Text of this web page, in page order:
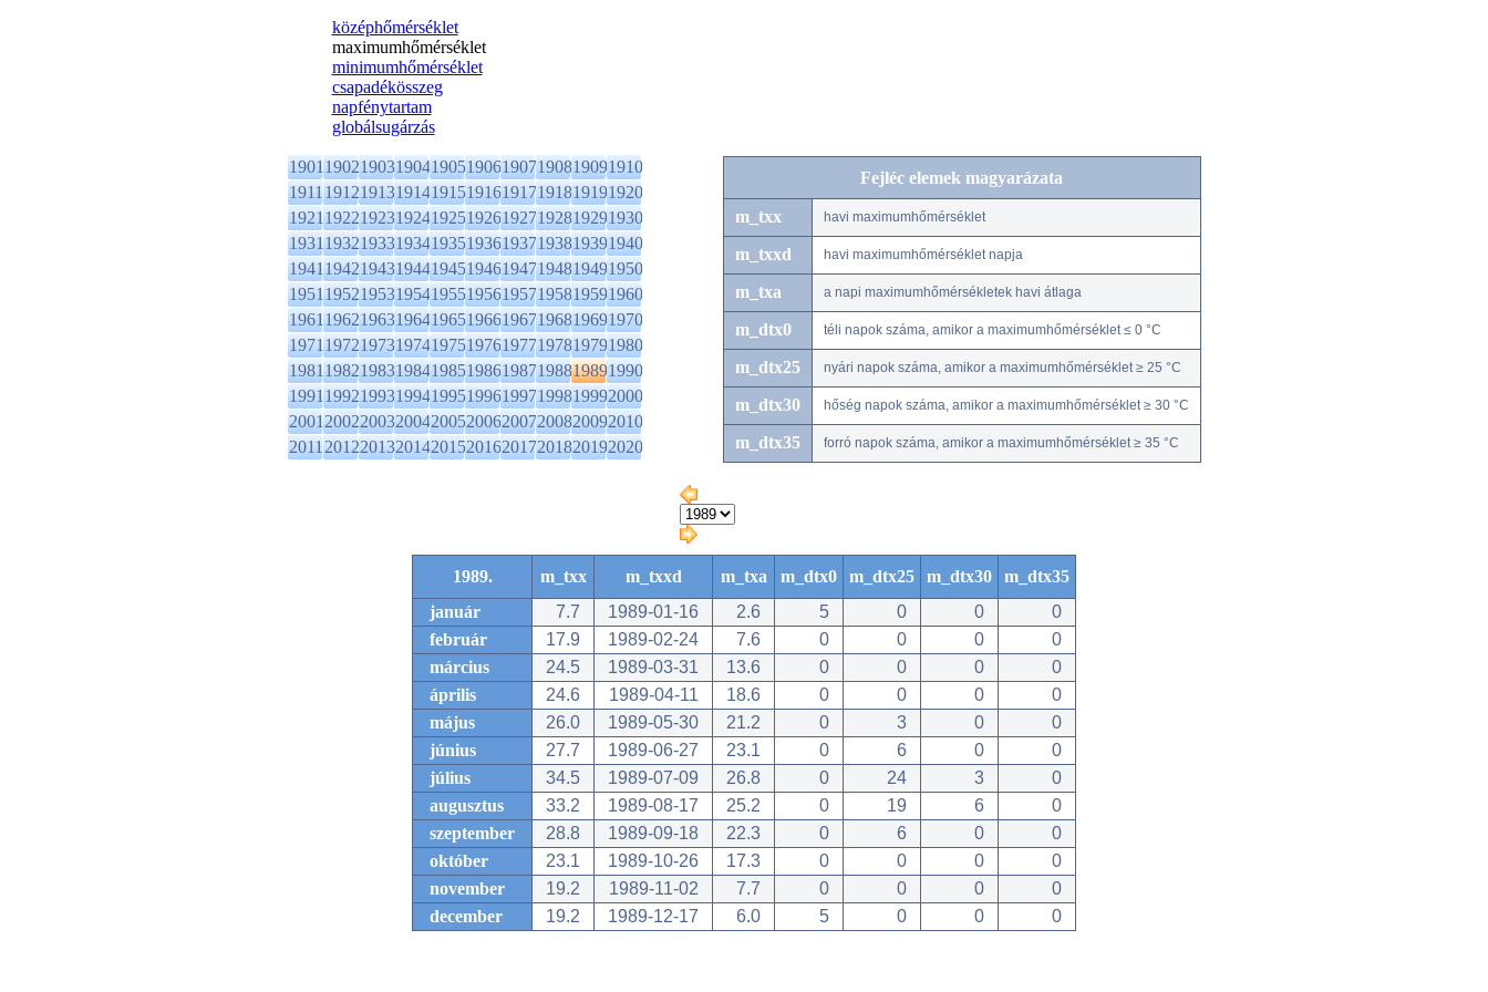
középhőmérséklet
maximumhőmérséklet
minimumhőmérséklet
csapadékösszeg
napfénytartam
globálsugárzás
1901190219031904190519061907190819091910
1911191219131914191519161917191819191920
1921192219231924192519261927192819291930
1931193219331934193519361937193819391940
1941194219431944194519461947194819491950
1951195219531954195519561957195819591960
1961196219631964196519661967196819691970
1971197219731974197519761977197819791980
1981198219831984198519861987198819891990
1991199219931994199519961997199819992000
2001200220032004200520062007200820092010
2011201220132014201520162017201820192020
Fejléc elemek magyarázata
m_txx havi maximumhőmérséklet
m_txxd havi maximumhőmérséklet napja
m_txa a napi maximumhőmérsékletek havi átlaga
m_dtx0 téli napok száma, amikor a maximumhőmérséklet ≤ 0 °C
m_dtx25 nyári napok száma, amikor a maximumhőmérséklet ≥ 25 °C
m_dtx30 hőség napok száma, amikor a maximumhőmérséklet ≥ 30 °C
m_dtx35 forró napok száma, amikor a maximumhőmérséklet ≥ 35 °C
1989. m_txx m_txxd m_txa m_dtx0 m_dtx25 m_dtx30
m_dtx35
január
7.7 1989-01-16 2.6 5 0 0
0
február
17.9 1989-02-24 7.6 0 0 0
0
március
24.5 1989-03-31 13.6 0 0 0
0
április
24.6 1989-04-11 18.6 0 0 0
0
május
26.0 1989-05-30 21.2 0 3 0
0
június
27.7 1989-06-27 23.1 0 6 0
0
július
34.5 1989-07-09 26.8 0 24 3
0
augusztus
33.2 1989-08-17 25.2 0 19 6
0
szeptember
28.8 1989-09-18 22.3 0 6 0
0
október
23.1 1989-10-26 17.3 0 0 0
0
november
19.2 1989-11-02 7.7 0 0 0
0
december
19.2 1989-12-17 6.0 5 0 0 0